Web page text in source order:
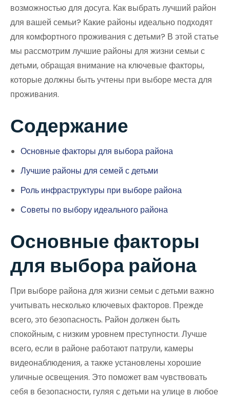
возможностью для досуга. Как выбрать лучший район
для вашей семьи? Какие районы идеально подходят
для комфортного проживания с детьми? В этой статье
мы рассмотрим лучшие районы для жизни семьи с
детьми, обращая внимание на ключевые факторы,
которые должны быть учтены при выборе места для
проживания.
Содержание
Основные факторы для выбора района
Лучшие районы для семей с детьми
Роль инфраструктуры при выборе района
Советы по выбору идеального района
Основные факторы
для выбора района
При выборе района для жизни семьи с детьми важно
учитывать несколько ключевых факторов. Прежде
всего, это безопасность. Район должен быть
спокойным, с низким уровнем преступности. Лучше
всего, если в районе работают патрули, камеры
видеонаблюдения, а также установлены хорошие
уличные освещения. Это поможет вам чувствовать
себя в безопасности, гуляя с детьми на улице в любое